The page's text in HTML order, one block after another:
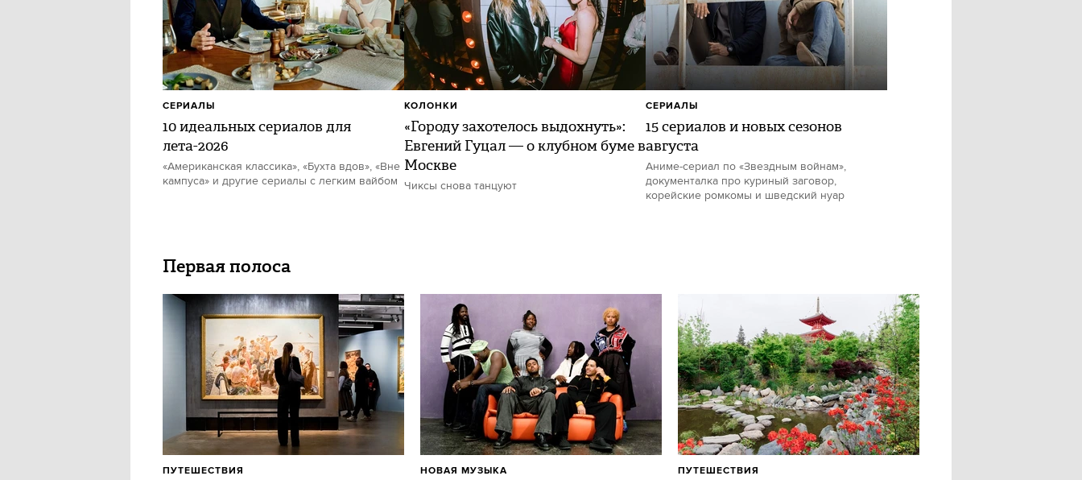
10 идеальных сериалов для
лета-2026
«Американская классика», «Бухта вдов», «Вне
кампуса» и другие сериалы с легким вайбом
СЕРИАЛЫ
«Городу захотелось выдохнуть»:
Евгений Гуцал — о клубном буме в
Москве
Чиксы снова танцуют
КОЛОНКИ
15 сериалов и новых сезонов
августа
Аниме-сериал по «Звездным войнам»,
документалка про куриный заговор,
корейские ромкомы и шведский нуар
СЕРИАЛЫ
Первая полоса
ПУТЕШЕСТВИЯ НОВАЯ МУЗЫКА ПУТЕШЕСТВИЯ